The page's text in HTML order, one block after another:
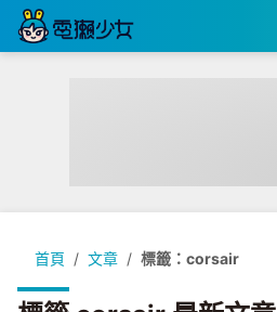
首頁 文章 標籤：corsair